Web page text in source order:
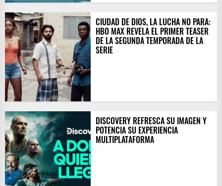
CIUDAD DE DIOS, LA LUCHA NO PARA:
HBO MAX REVELA EL PRIMER TEASER
DE LA SEGUNDA TEMPORADA DE LA
SERIE
DISCOVERY REFRESCA SU IMAGEN Y
POTENCIA SU EXPERIENCIA
MULTIPLATAFORMA